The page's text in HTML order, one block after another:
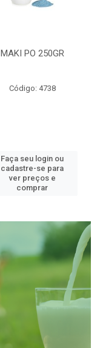
MAKI PO 250GR
Código: 4738
Faça seu login ou
cadastre-se para
ver preços e
comprar